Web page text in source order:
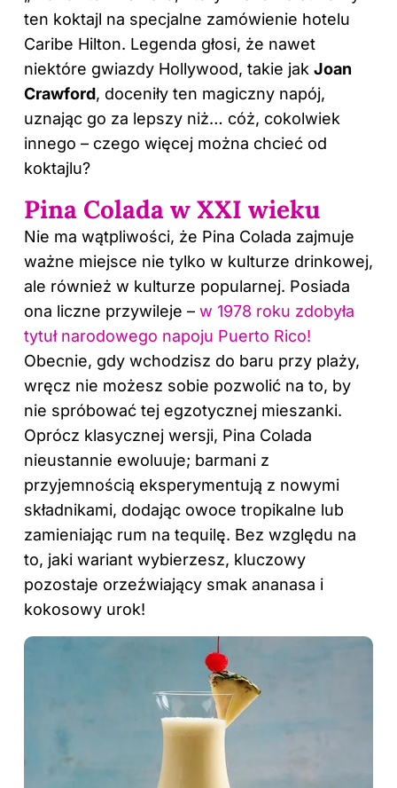
ten koktajl na specjalne zamówienie hotelu
Caribe Hilton. Legenda głosi, że nawet
niektóre gwiazdy Hollywood, takie jak Joan
Crawford, doceniły ten magiczny napój,
uznając go za lepszy niż… cóż, cokolwiek
innego – czego więcej można chcieć od
koktajlu?
Pina Colada w XXI wieku
Nie ma wątpliwości, że Pina Colada zajmuje
ważne miejsce nie tylko w kulturze drinkowej,
ale również w kulturze popularnej. Posiada
ona liczne przywileje – w 1978 roku zdobyła
tytuł narodowego napoju Puerto Rico!
Obecnie, gdy wchodzisz do baru przy plaży,
wręcz nie możesz sobie pozwolić na to, by
nie spróbować tej egzotycznej mieszanki.
Oprócz klasycznej wersji, Pina Colada
nieustannie ewoluuje; barmani z
przyjemnością eksperymentują z nowymi
składnikami, dodając owoce tropikalne lub
zamieniając rum na tequilę. Bez względu na
to, jaki wariant wybierzesz, kluczowy
pozostaje orzeźwiający smak ananasa i
kokosowy urok!